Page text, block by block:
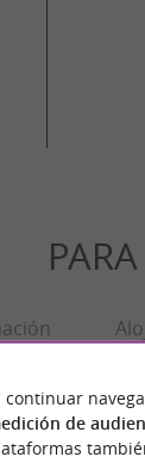
continuar
de